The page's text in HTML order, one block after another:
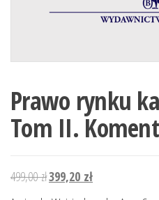
Prawo rynku
Tom II.
499,00złPierwotna
cena
399,20 złAktualna
cena